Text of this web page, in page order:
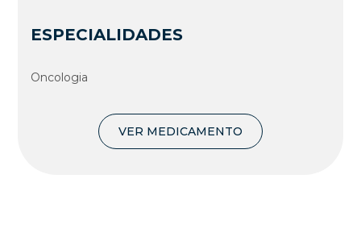
ESPECIALIDADES
Oncologia
VER MEDICAMENTO